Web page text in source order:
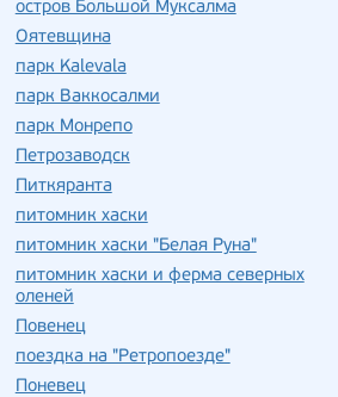
остров Большой Муксалма
Оятевщина
парк Kalevala
парк Ваккосалми
парк Монрепо
Петрозаводск
Питкяранта
питомник хаски
питомник хаски "Белая Руна"
питомник хаски и ферма северных
оленей
Повенец
поездка на "Ретропоезде"
Поневец